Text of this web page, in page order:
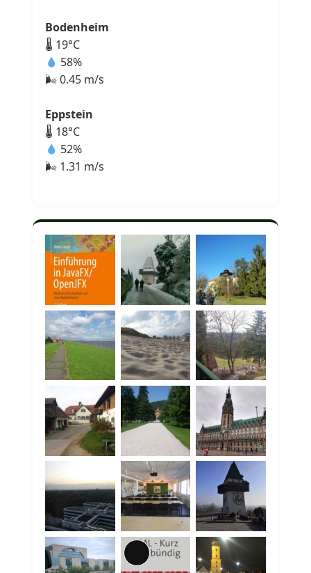
Bodenheim
🌡 19°C
58%
🌬 0.45 m/s
Eppstein
🌡 18°C
52%
🌬 1.31 m/s
Lange